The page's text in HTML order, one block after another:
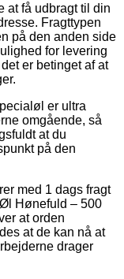
at få udbragt til din
Fragttypen
på den anden side
for levering
er betinget af at
er ultra
omgående, så
at du
på den
med 1 dags fragt
Hønefuld – 500
at orden
at de kan nå at
drager